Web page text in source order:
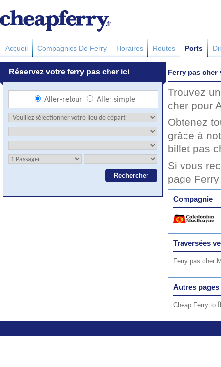
Accueil Compagnies De Ferry Horaires Routes Ports
Ferry pas cher
Trouvez
cher pour
Obtenez
grâce à
billet pas
Si vous
page
Compagnie
Traversées
Ferry pas cher
Autres pages
Cheap Ferry to